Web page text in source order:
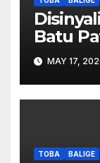
Batu
Jerry
Tidak
MAY 17,
TOBA BALIGE